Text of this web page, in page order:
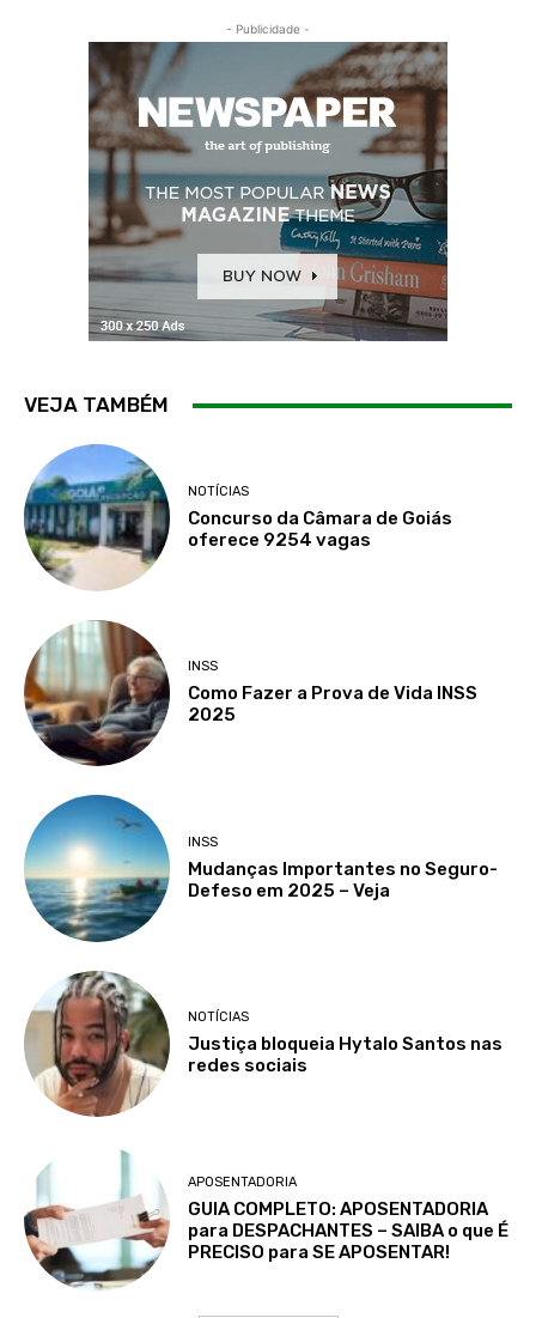
- Publicidade -
VEJA TAMBÉM
NOTÍCIAS
Concurso da Câmara de Goiás
oferece 9254 vagas
INSS
Como Fazer a Prova de Vida INSS
2025
INSS
Mudanças Importantes no Seguro-
Defeso em 2025 – Veja
NOTÍCIAS
Justiça bloqueia Hytalo Santos nas
redes sociais
APOSENTADORIA
GUIA COMPLETO: APOSENTADORIA
para DESPACHANTES – SAIBA o que É
PRECISO para SE APOSENTAR!